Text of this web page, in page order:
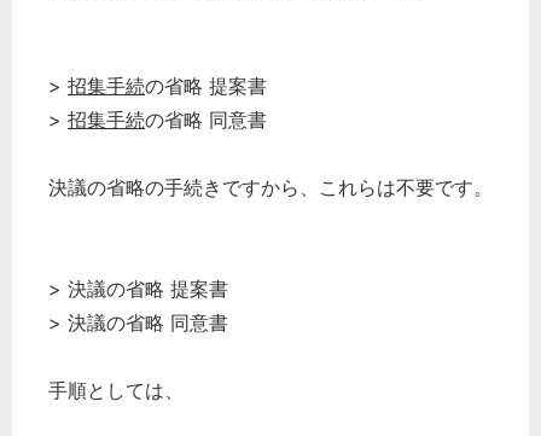
> 招集手続の省略 提案書
> 招集手続の省略 同意書
決議の省略の手続きですから、これらは不要です。
> 決議の省略 提案書
> 決議の省略 同意書
手順としては、